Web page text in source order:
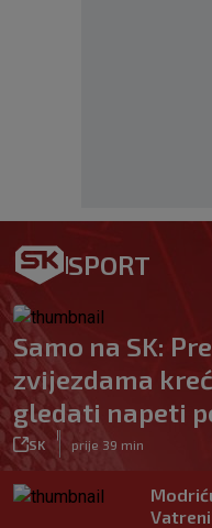
SPORT
Samo na SK:
zvijezdama
gledati napeti
SK prije 39 min